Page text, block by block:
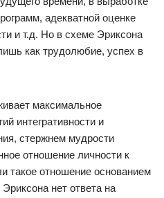
адекватной оценке
и т.д. Но в схеме Эриксона
как трудолюбие, успех в
максимальное
интегративности и
стержнем мудрости
отношение личности к
такое отношение основанием
нет ответа на